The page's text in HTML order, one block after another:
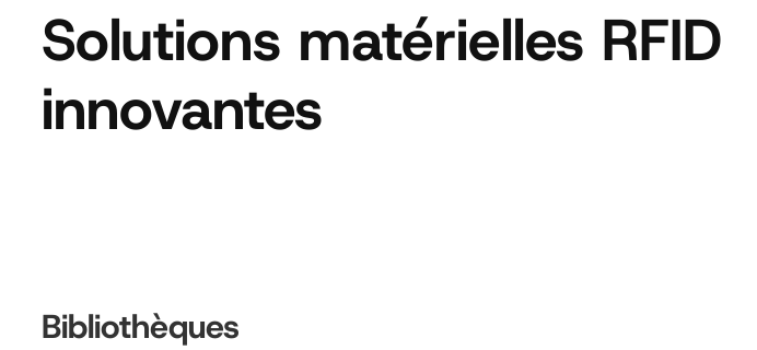
Solutions matérielles RFID
innovantes
Bibliothèques